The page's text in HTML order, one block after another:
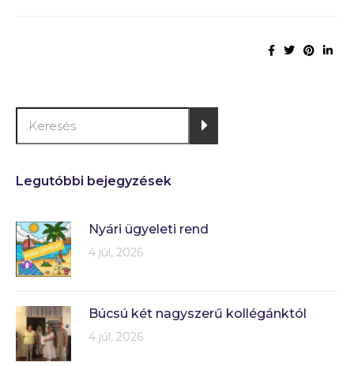
Legutóbbi bejegyzések
Nyári ügyeleti rend
4 júl, 2026
Búcsú két nagyszerű kollégánktól
4 júl, 2026